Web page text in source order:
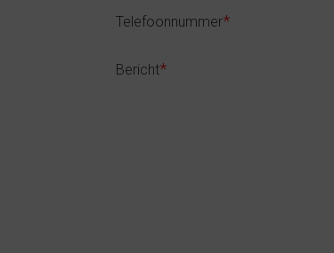
Telefoonnummer*
Bericht*